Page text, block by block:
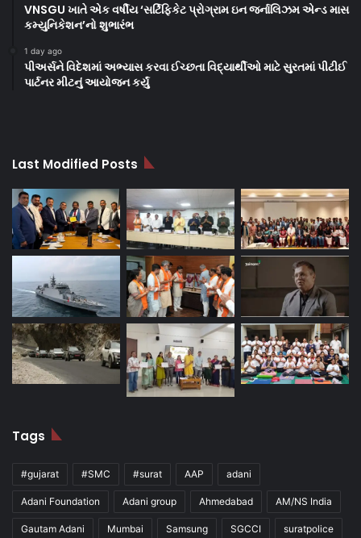
VNSGU ખાતે એક વર્ષીય ‘સર્ટિફિકેટ પ્રોગ્રામ ઇન જર્નાલિઝમ એન્ડ માસ
કમ્યુનિકેશન’નો શુભારંભ
1 day ago
પીઅર્સને વિદેશમાં અભ્યાસ કરવા ઈચ્છતા વિદ્યાર્થીઓ માટે સુરતમાં પીટીઈ
પાર્ટનર મીટનું આયોજન કર્યું
Last Modified Posts
Tags
#gujarat #SMC #surat AAP adani
Adani Foundation Adani group Ahmedabad AM/NS India
Gautam Adani Mumbai Samsung SGCCI suratpolice